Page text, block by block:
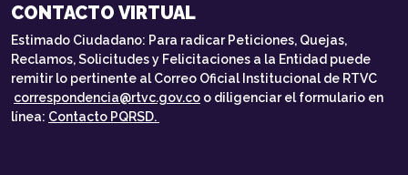
CONTACTO VIRTUAL
Estimado Ciudadano: Para radicar Peticiones, Quejas,
Reclamos, Solicitudes y Felicitaciones a la Entidad puede
remitir lo pertinente al Correo Oficial Institucional de RTVC
correspondencia@rtvc.gov.co o diligenciar el formulario en
línea: Contacto PQRSD.